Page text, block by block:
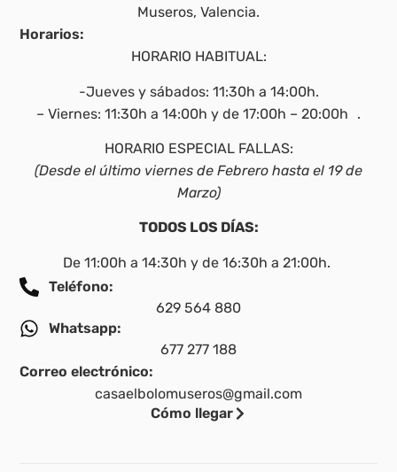
Museros, Valencia.
Horarios:
HORARIO HABITUAL:
-Jueves y sábados: 11:30h a 14:00h.
– Viernes: 11:30h a 14:00h y de 17:00h – 20:00h .
HORARIO ESPECIAL FALLAS:
(Desde el último viernes de Febrero hasta el 19 de
Marzo)
TODOS LOS DÍAS:
De 11:00h a 14:30h y de 16:30h a 21:00h.
Teléfono:
629 564 880
Whatsapp:
677 277 188
Correo electrónico:
casaelbolomuseros@gmail.com
Cómo llegar